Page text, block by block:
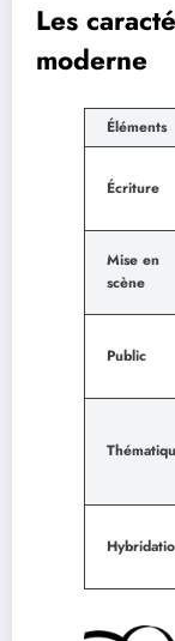
Les
moderne
Éléments
Écriture
Mise en
scène
Public